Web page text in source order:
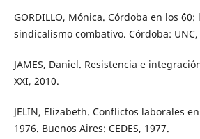
GORDILLO, Mónica. Córdoba en los
sindicalismo combativo. Córdoba: UNC,
JAMES, Daniel. Resistencia e
XXI, 2010.
JELIN, Elizabeth. Conflictos laborales
1976. Buenos Aires: CEDES, 1977.